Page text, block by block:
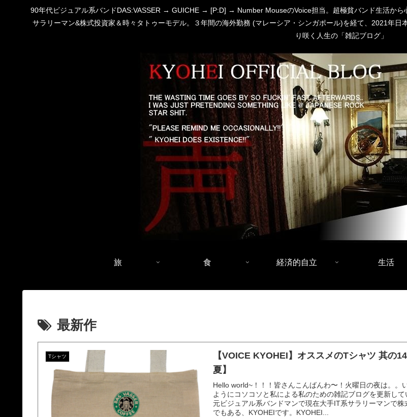
90年代ビジュアル系バンドDAS:VASSER → GUICHE → [P:D] → Number MouseのVoice担当。超極貧バンド生活か
サラリーマン&株式投資家＆時々タトゥーモデル。３年間の海外勤務 (マレーシア・シンガポール)を経て、2021年
り咲く人生の「雑記ブログ」
旅 食 経済的自立 生活
最新作
Tシャツ
【VOICE KYOHEI】オススメのTシャツ 其の
夏】
Hello world~！！！皆さんこんばんわ〜！火曜日の夜は。。
ようにコソコソと私による私のための雑記ブログを更新して
元ビジュアル系バンドマンで現在大手IT系サラリーマンで株
でもある、KYOHEIです。KYOHEI...